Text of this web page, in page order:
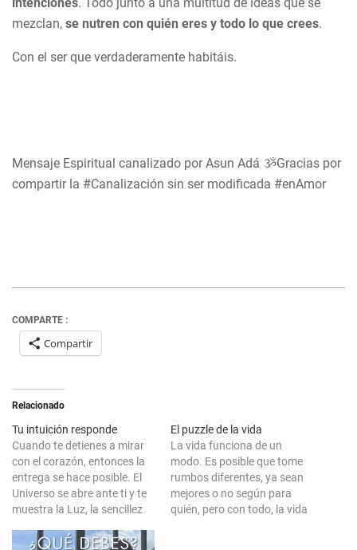
mezclan, se nutren con quién eres y todo lo que crees.
Con el ser que verdaderamente habitáis.
Mensaje Espiritual canalizado por Asun Adá ૐGracias por
compartir la #Canalización sin ser modificada #enAmor
COMPARTE :
Compartir
Relacionado
Tu intuición responde
Cuando te detienes a mirar
con el corazón, entonces la
entrega se hace posible. El
Universo se abre ante ti y te
muestra la Luz, la sencillez
en a tu alrededor. Y es que en
El puzzle de la vida
La vida funciona de un
modo. Es posible que tome
rumbos diferentes, ya sean
mejores o no según para
quién, pero con todo, la vida